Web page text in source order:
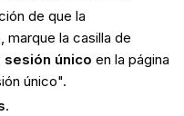
de que la
marque la casilla de
sesión único en la página
único".
.